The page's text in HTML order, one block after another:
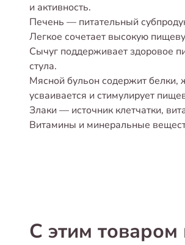
и активность.
Печень — питательный
Легкое сочетает высокую
Сычуг поддерживает здоровое
стула.
Мясной бульон содержит
усваивается и стимулирует
Злаки — источник клетчатки,
Витамины и минеральные
С этим